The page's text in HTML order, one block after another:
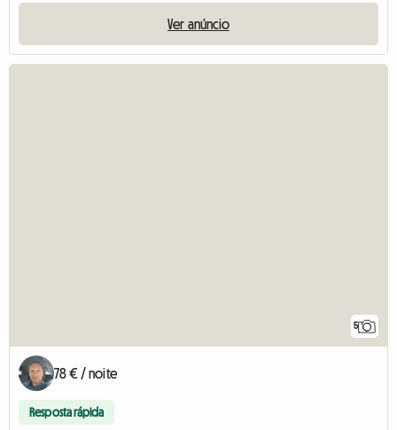
Ver anúncio
5
78 € / noite
Resposta rápida